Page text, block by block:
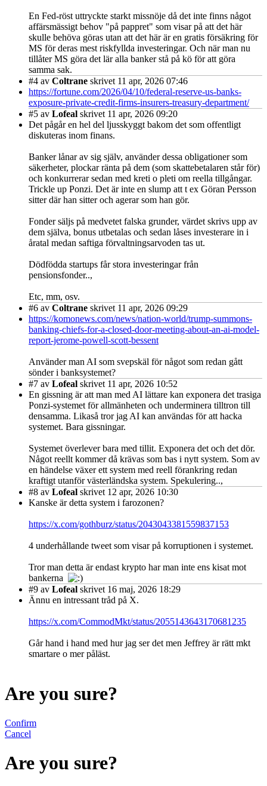
En Fed-röst uttryckte starkt missnöje då det inte finns något
affärsmässigt behov "på pappret" som visar på att det här
skulle behöva göras utan att det här är en gratis försäkring för
MS för deras mest riskfyllda investeringar. Och när man nu
tillåter MS göra det lär alla banker stå på kö för att göra
samma sak.
#4 av Coltrane skrivet 11 apr, 2026 07:46
https://fortune.com/2026/04/10/federal-reserve-us-banks-
exposure-private-credit-firms-insurers-treasury-department/
#5 av Lofeal skrivet 11 apr, 2026 09:20
Det pågår en hel del ljusskyggt bakom det som offentligt
diskuteras inom finans.
Banker lånar av sig själv, använder dessa obligationer som
säkerheter, plockar ränta på dem (som skattebetalaren står för)
och konkurrerar sedan med kreti o pleti om reella tillgångar.
Trickle up Ponzi. Det är inte en slump att t ex Göran Persson
sitter där han sitter och agerar som han gör.
Fonder säljs på medvetet falska grunder, värdet skrivs upp av
dem själva, bonus utbetalas och sedan låses investerare in i
åratal medan saftiga förvaltningsarvoden tas ut.
Dödfödda startups får stora investeringar från
pensionsfonder..,
Etc, mm, osv.
#6 av Coltrane skrivet 11 apr, 2026 09:29
https://komonews.com/news/nation-world/trump-summons-
banking-chiefs-for-a-closed-door-meeting-about-an-ai-model-
report-jerome-powell-scott-bessent
Använder man AI som svepskäl för något som redan gått
sönder i banksystemet?
#7 av Lofeal skrivet 11 apr, 2026 10:52
En gissning är att man med AI lättare kan exponera det trasiga
Ponzi-systemet för allmänheten och underminera tilltron till
densamma. Likaså tror jag AI kan användas för att hacka
systemet. Bara gissningar.
Systemet överlever bara med tillit. Exponera det och det dör.
Något reellt kommer då krävas som bas i nytt system. Som av
en händelse växer ett system med reell förankring redan
kraftigt utanför västerländska system. Spekulering..,
#8 av Lofeal skrivet 12 apr, 2026 10:30
Kanske är detta system i farozonen?
https://x.com/gothburz/status/2043043381559837153
4 underhållande tweet som visar på korruptionen i systemet.
Tror man detta är endast krypto har man inte ens kisat mot
bankerna
#9 av Lofeal skrivet 16 maj, 2026 18:29
Ännu en intressant tråd på X.
https://x.com/CommodMkt/status/2055143643170681235
Går hand i hand med hur jag ser det men Jeffrey är rätt mkt
smartare o mer påläst.
Are you sure?
Confirm
Cancel
Are you sure?